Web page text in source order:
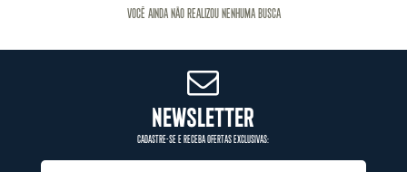
Você ainda não realizou nenhuma busca
NEWSLETTER
CADASTRE-SE E RECEBA OFERTAS EXCLUSIVAS: